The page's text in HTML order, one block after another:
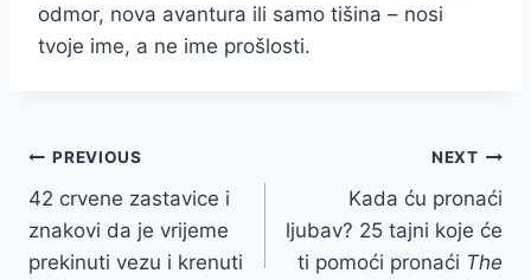
odmor, nova avantura ili samo tišina – nosi
tvoje ime, a ne ime prošlosti.
Post
navigation
PREVIOUS
42 crvene zastavice i
znakovi da je vrijeme
prekinuti vezu i krenuti
NEXT
Kada ću pronaći
ljubav? 25 tajni koje će
ti pomoći pronaći The